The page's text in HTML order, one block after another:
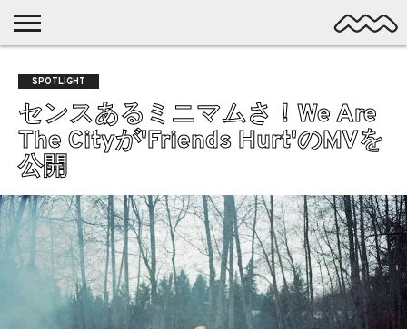
MUSIC
LATEST
POSTS
SPOTLIGHT
NYP
/ DL
DISCOVERY
ROCK
POP
ALTERNATIVE
ELECTRONIC
SSW
PSYCH
DREAMPOP
POSTPUNK
LO-
FI
GARAGE
SPOTLIGHT
センスあるミニマムさ！We Are
The Cityが'Friends Hurt'のMVを
公開